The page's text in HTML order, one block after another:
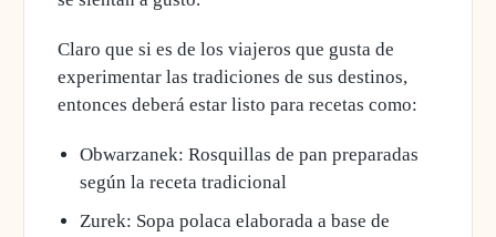
Claro que si es de los viajeros que gusta de
experimentar las tradiciones de sus destinos,
entonces deberá estar listo para recetas como:
Obwarzanek: Rosquillas de pan preparadas
según la receta tradicional
Zurek: Sopa polaca elaborada a base de